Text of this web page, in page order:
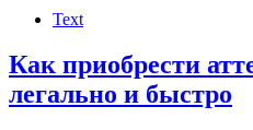
Text
Как приобрести
легально и быстро